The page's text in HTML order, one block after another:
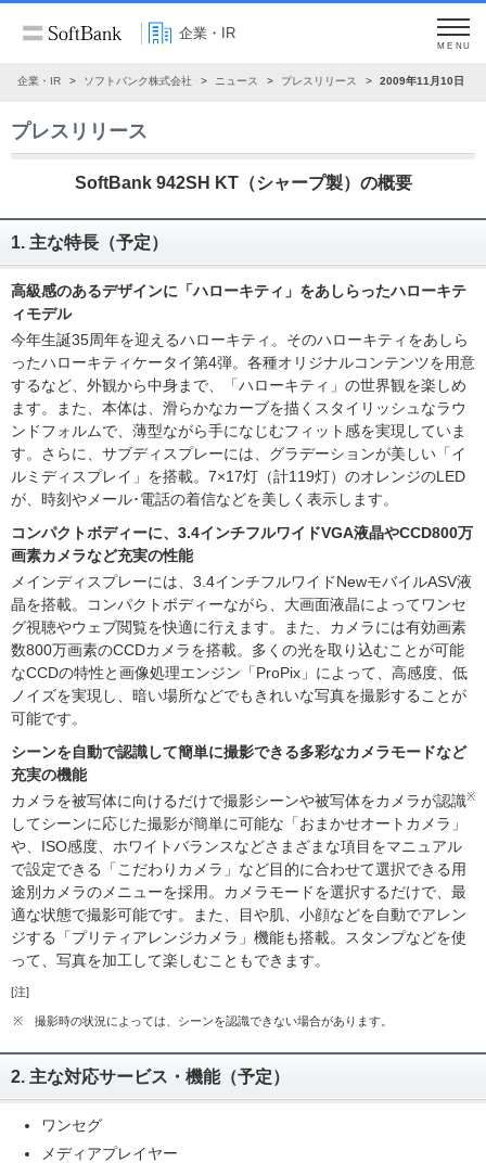
企業・IR
MENU
企業・IR ソフトバンク株式会社 ニュース プレスリリース 2009年11月10日
プレスリリース
SoftBank 942SH KT（シャープ製）の概要
1. 主な特長（予定）
高級感のあるデザインに「ハローキティ」をあしらったハローキテ
ィモデル
今年生誕35周年を迎えるハローキティ。そのハローキティをあしら
ったハローキティケータイ第4弾。各種オリジナルコンテンツを用意
するなど、外観から中身まで、「ハローキティ」の世界観を楽しめ
ます。また、本体は、滑らかなカーブを描くスタイリッシュなラウ
ンドフォルムで、薄型ながら手になじむフィット感を実現していま
す。さらに、サブディスプレーには、グラデーションが美しい「イ
ルミディスプレイ」を搭載。7×17灯（計119灯）のオレンジのLED
が、時刻やメール･電話の着信などを美しく表示します。
コンパクトボディーに、3.4インチフルワイドVGA液晶やCCD800万
画素カメラなど充実の性能
メインディスプレーには、3.4インチフルワイドNewモバイルASV液
晶を搭載。コンパクトボディーながら、大画面液晶によってワンセ
グ視聴やウェブ閲覧を快適に行えます。また、カメラには有効画素
数800万画素のCCDカメラを搭載。多くの光を取り込むことが可能
なCCDの特性と画像処理エンジン「ProPix」によって、高感度、低
ノイズを実現し、暗い場所などでもきれいな写真を撮影することが
可能です。
シーンを自動で認識して簡単に撮影できる多彩なカメラモードなど
充実の機能
カメラを被写体に向けるだけで撮影シーンや被写体をカメラが認識※
してシーンに応じた撮影が簡単に可能な「おまかせオートカメラ」
や、ISO感度、ホワイトバランスなどさまざまな項目をマニュアル
で設定できる「こだわりカメラ」など目的に合わせて選択できる用
途別カメラのメニューを採用。カメラモードを選択するだけで、最
適な状態で撮影可能です。また、目や肌、小顔などを自動でアレン
ジする「プリティアレンジカメラ」機能も搭載。スタンプなどを使
って、写真を加工して楽しむこともできます。
[注]
※ 撮影時の状況によっては、シーンを認識できない場合があります。
2. 主な対応サービス・機能（予定）
ワンセグ
メディアプレイヤー